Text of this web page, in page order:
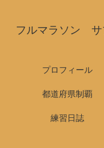
フルマラソン
プロフィール
都道府県制覇
練習日誌